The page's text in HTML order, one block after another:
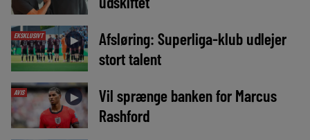
EKSKLUSIVT ►
Afsløring: Superliga-klub udlejer
stort talent
AVIS ►
Vil sprænge banken for Marcus
Rashford